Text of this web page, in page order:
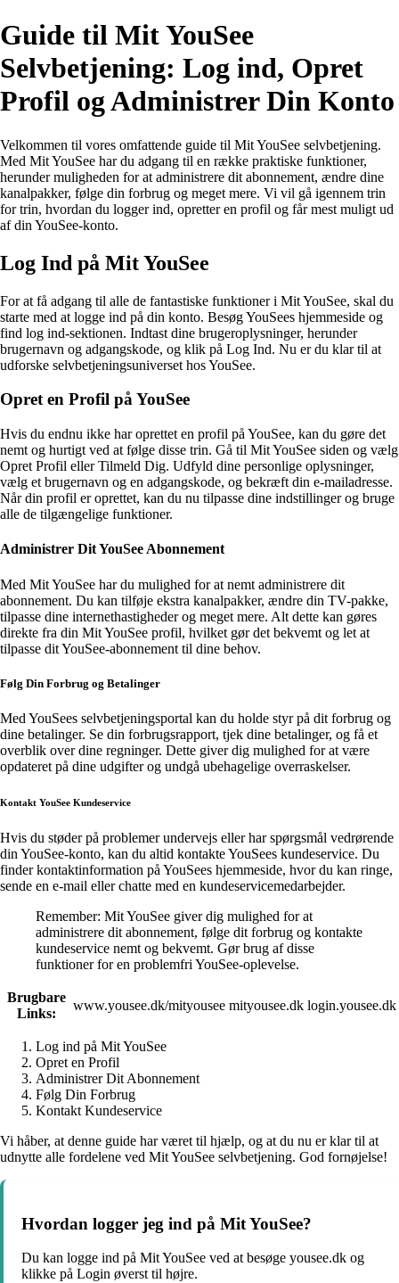
Guide til Mit YouSee
Selvbetjening: Log ind, Opret
Profil og Administrer Din Konto
Velkommen til vores omfattende guide til Mit YouSee selvbetjening.
Med Mit YouSee har du adgang til en række praktiske funktioner,
herunder muligheden for at administrere dit abonnement, ændre dine
kanalpakker, følge din forbrug og meget mere. Vi vil gå igennem trin
for trin, hvordan du logger ind, opretter en profil og får mest muligt ud
af din YouSee-konto.
Log Ind på Mit YouSee
For at få adgang til alle de fantastiske funktioner i Mit YouSee, skal du
starte med at logge ind på din konto. Besøg YouSees hjemmeside og
find log ind-sektionen. Indtast dine brugeroplysninger, herunder
brugernavn og adgangskode, og klik på Log Ind. Nu er du klar til at
udforske selvbetjeningsuniverset hos YouSee.
Opret en Profil på YouSee
Hvis du endnu ikke har oprettet en profil på YouSee, kan du gøre det
nemt og hurtigt ved at følge disse trin. Gå til Mit YouSee siden og vælg
Opret Profil eller Tilmeld Dig. Udfyld dine personlige oplysninger,
vælg et brugernavn og en adgangskode, og bekræft din e-mailadresse.
Når din profil er oprettet, kan du nu tilpasse dine indstillinger og bruge
alle de tilgængelige funktioner.
Administrer Dit YouSee Abonnement
Med Mit YouSee har du mulighed for at nemt administrere dit
abonnement. Du kan tilføje ekstra kanalpakker, ændre din TV-pakke,
tilpasse dine internethastigheder og meget mere. Alt dette kan gøres
direkte fra din Mit YouSee profil, hvilket gør det bekvemt og let at
tilpasse dit YouSee-abonnement til dine behov.
Følg Din Forbrug og Betalinger
Med YouSees selvbetjeningsportal kan du holde styr på dit forbrug og
dine betalinger. Se din forbrugsrapport, tjek dine betalinger, og få et
overblik over dine regninger. Dette giver dig mulighed for at være
opdateret på dine udgifter og undgå ubehagelige overraskelser.
Kontakt YouSee Kundeservice
Hvis du støder på problemer undervejs eller har spørgsmål vedrørende
din YouSee-konto, kan du altid kontakte YouSees kundeservice. Du
finder kontaktinformation på YouSees hjemmeside, hvor du kan ringe,
sende en e-mail eller chatte med en kundeservicemedarbejder.
Remember: Mit YouSee giver dig mulighed for at
administrere dit abonnement, følge dit forbrug og kontakte
kundeservice nemt og bekvemt. Gør brug af disse
funktioner for en problemfri YouSee-oplevelse.
Brugbare
Links:
www.yousee.dk/mityousee mityousee.dk login.yousee.dk
Log ind på Mit YouSee
Opret en Profil
Administrer Dit Abonnement
Følg Din Forbrug
Kontakt Kundeservice
Vi håber, at denne guide har været til hjælp, og at du nu er klar til at
udnytte alle fordelene ved Mit YouSee selvbetjening. God fornøjelse!
Hvordan logger jeg ind på Mit YouSee?
Du kan logge ind på Mit YouSee ved at besøge yousee.dk og
klikke på Login øverst til højre.